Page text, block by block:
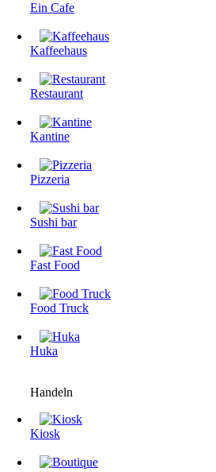
Ein Cafe
Kaffeehaus
Restaurant
Kantine
Pizzeria
Sushi bar
Fast Food
Food Truck
Huka
Handeln
Kiosk